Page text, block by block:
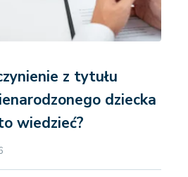
z tytułu
dziecka
wiedzieć?